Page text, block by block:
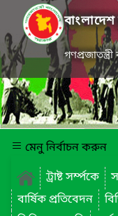
বাংলাদেশ
মেনু নির্বাচন করুন
ট্রাষ্ট সর্ম্পকে
বার্ষিক প্রতিবেদন